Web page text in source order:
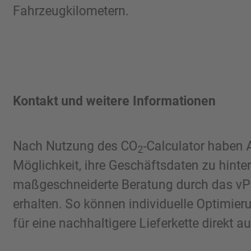
Fahrzeugkilometern.
Kontakt und weitere Informationen
Nach Nutzung des CO2-Calculator haben
Möglichkeit, ihre Geschäftsdaten zu
maßgeschneiderte Beratung durch das
erhalten. So können individuelle
für eine nachhaltigere Lieferkette direkt